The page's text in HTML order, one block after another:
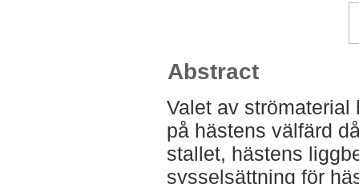
Abstract
Valet av strömaterial
på hästens välfärd
stallet, hästens
sysselsättning för